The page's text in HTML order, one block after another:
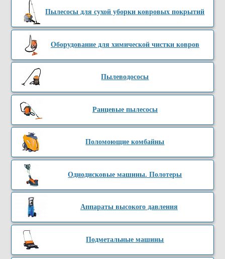
Пылесосы для сухой уборки ковровых покрытий
Оборудование для химической чистки ковров
Пылеводососы
Ранцевые пылесосы
Поломоющие комбайны
Однодисковые машины. Полотеры
Аппараты высокого давления
Подметальные машины